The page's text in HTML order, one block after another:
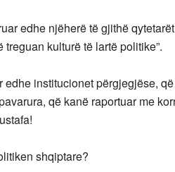
edhe njëherë të gjithë
kulturë të lartë politike”.
edhe institucionet përgjegjëse,
që kanë raportuar me
shqiptare?